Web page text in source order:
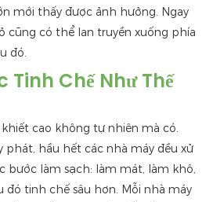
mới thấy được ảnh hưởng. Ngay
cũng có thể lan truyền xuống phía
đó.
Chế Như Thế
cao không tự nhiên mà có.
phát, hầu hết các nhà máy đều xử
bước làm sạch: làm mát, làm khô,
đó tinh chế sâu hơn. Mỗi nhà máy